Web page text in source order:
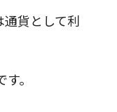
貨として利
。